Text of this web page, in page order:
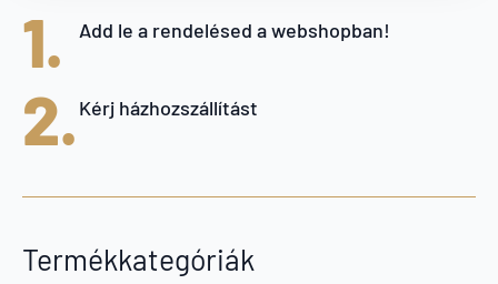
1. Add le a rendelésed a webshopban!
2. Kérj házhozszállítást
Termékkategóriák